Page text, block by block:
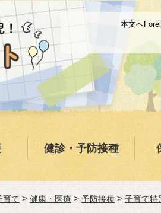
本文へ
健診・予防接種
育て > 健康・医療 > 予防接種 > 子育て特